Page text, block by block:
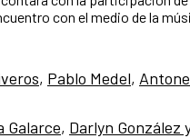
con el medio de la
, Pablo Medel,
Galarce, Darlyn González